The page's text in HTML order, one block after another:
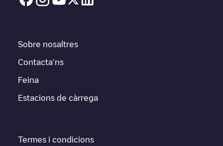
Sobre nosaltres
Contacta'ns
Feina
Estacions de càrrega
Termes i condicions